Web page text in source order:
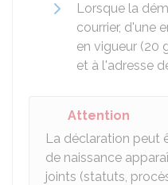
Lorsque la
courrier, d'une
en vigueur (20
et à l'adresse
Attention
La déclaration peut
de naissance
joints (statuts,